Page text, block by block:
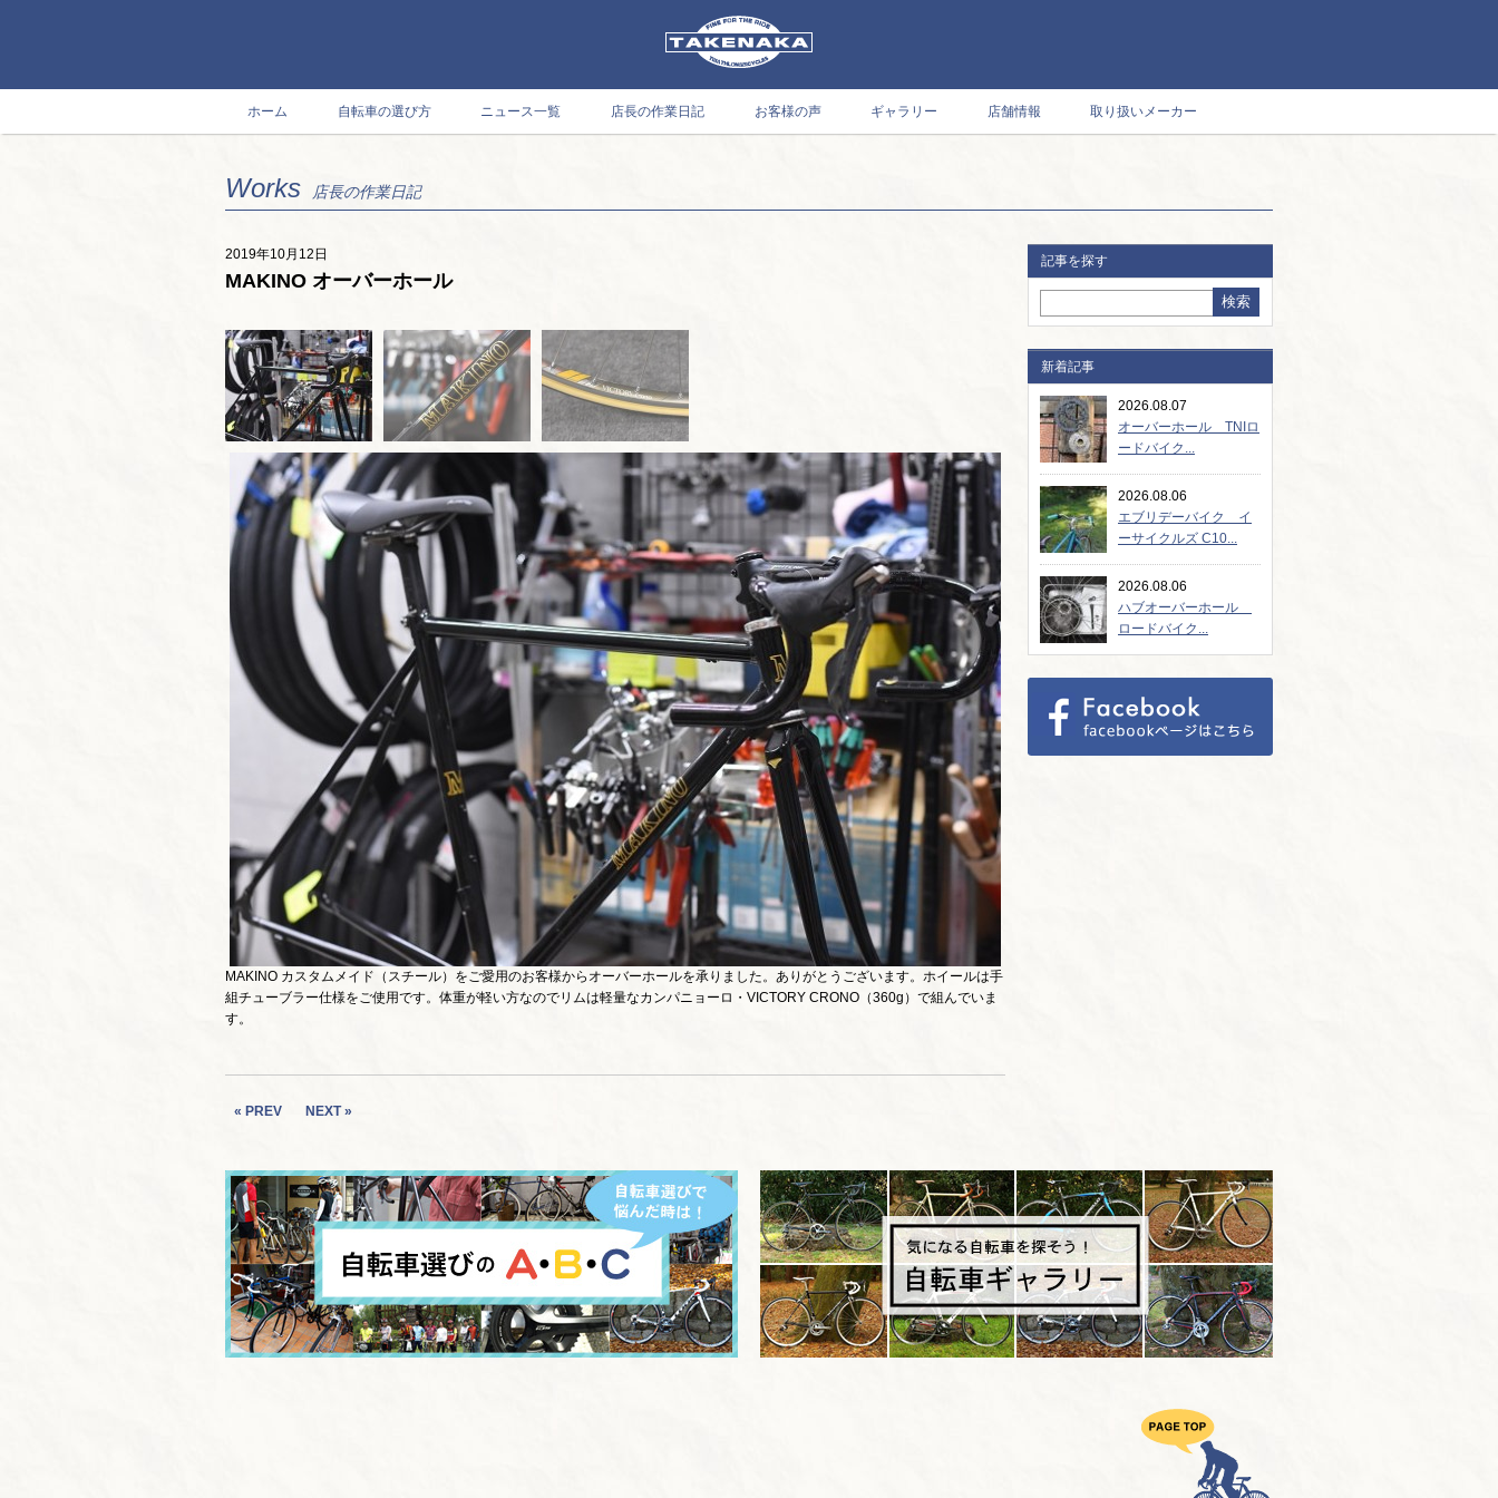
ホーム 自転車の選び方 ニュース一覧 店長の作業日記 お客様の声 ギャラリー 店舗情報 取り扱いメーカー
Works 店長の作業日記
2019年10月12日
MAKINO オーバーホール
MAKINO カスタムメイド（スチール）をご愛用のお客様からオーバーホールを承りました。ありがとうございます。ホイールは手
組チューブラー仕様をご使用です。体重が軽い方なのでリムは軽量なカンパニョーロ・VICTORY CRONO（360g）で組んでいま
す。
« PREV NEXT »
記事を探す
新着記事
2026.08.07
オーバーホール TNIロ
ードバイク...
2026.08.06
エブリデーバイク イ
ーサイクルズ C10...
2026.08.06
ハブオーバーホール
ロードバイク...